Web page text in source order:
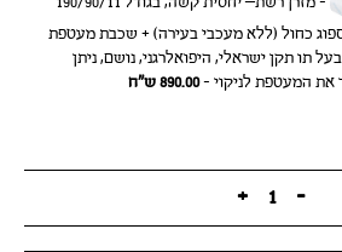
כחול (ללא מעכבי בעירה) + שכבת מעטפת
תו תקן ישראלי, היפואלרגני, נושם, ניתן
את המעטפת לניקוי -
890.00ש״ח
-
1
+